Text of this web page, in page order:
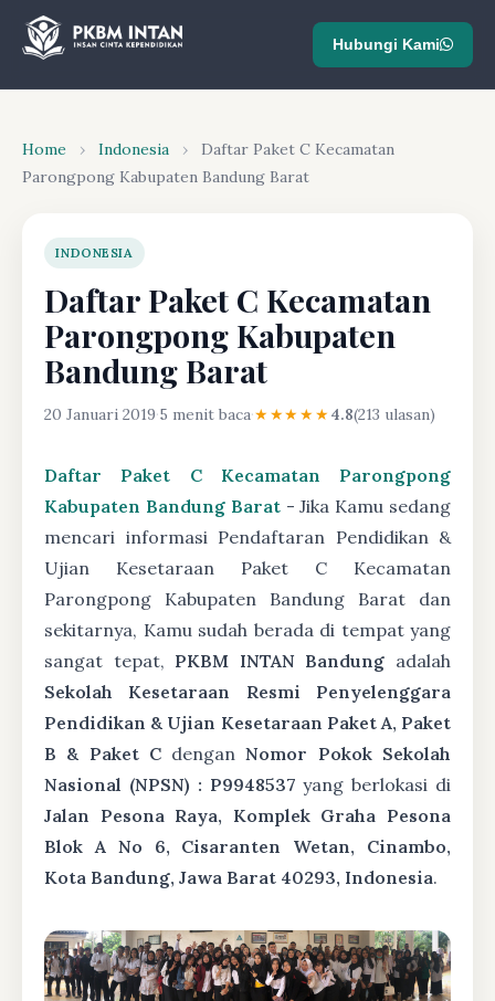
Hubungi Kami
Home › Indonesia ›
Daftar Paket C Kecamatan
Parongpong Kabupaten Bandung Barat
INDONESIA
Daftar Paket C Kecamatan
Parongpong Kabupaten
Bandung Barat
20 Januari 2019·5 menit baca·★★★★★4.8(213 ulasan)
Daftar Paket C Kecamatan Parongpong
Kabupaten Bandung Barat- Jika Kamu sedang
mencari informasi Pendaftaran Pendidikan &
Ujian Kesetaraan Paket C Kecamatan
Parongpong Kabupaten Bandung Barat dan
sekitarnya, Kamu sudah berada di tempat yang
sangat tepat, PKBM INTAN Bandung adalah
Sekolah Kesetaraan Resmi Penyelenggara
Pendidikan & Ujian Kesetaraan Paket A, Paket
B & Paket CdenganNomor Pokok Sekolah
Nasional (NPSN) : P9948537 yang berlokasi di
Jalan Pesona Raya, Komplek Graha Pesona
Blok A No 6, Cisaranten Wetan, Cinambo,
Kota Bandung, Jawa Barat 40293, Indonesia.